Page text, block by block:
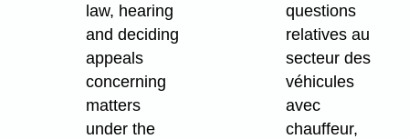
law, hearing
and deciding
appeals
concerning
matters
under the
questions
relatives au
secteur des
véhicules
avec
chauffeur,